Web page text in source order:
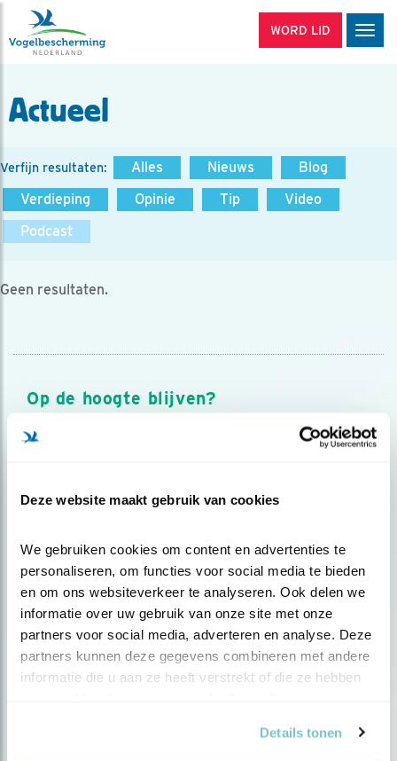
Deze website maakt gebruik van cookies
We gebruiken cookies om content en advertenties te
personaliseren, om functies voor social media te bieden
en om ons websiteverkeer te analyseren. Ook delen we
informatie over uw gebruik van onze site met onze
partners voor social media, adverteren en analyse. Deze
partners kunnen deze gegevens combineren met andere
informatie die u aan ze heeft verstrekt of die ze hebben
Details tonen
WORD LID
Actueel
Verfijn resultaten: Alles Nieuws
Blog
Verdieping
Opinie Tip
Video
Podcast
Geen resultaten.
Op de hoogte blijven?
Meld je aan en ontvang nieuws, inspiratie, acties en tips
over vogels en activiteiten van Vogelbescherming.